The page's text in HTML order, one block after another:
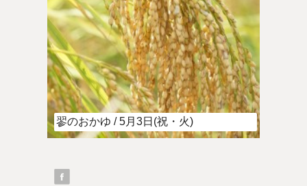
翏のおかゆ / 5月3日(祝・火)